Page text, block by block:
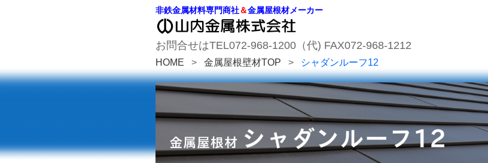
非鉄金属材料専門商社＆金属屋根材メーカー
お問合せはTEL072-968-1200（代) FAX072-968-1212
HOME > 金属屋根壁材TOP > シャダンルーフ12